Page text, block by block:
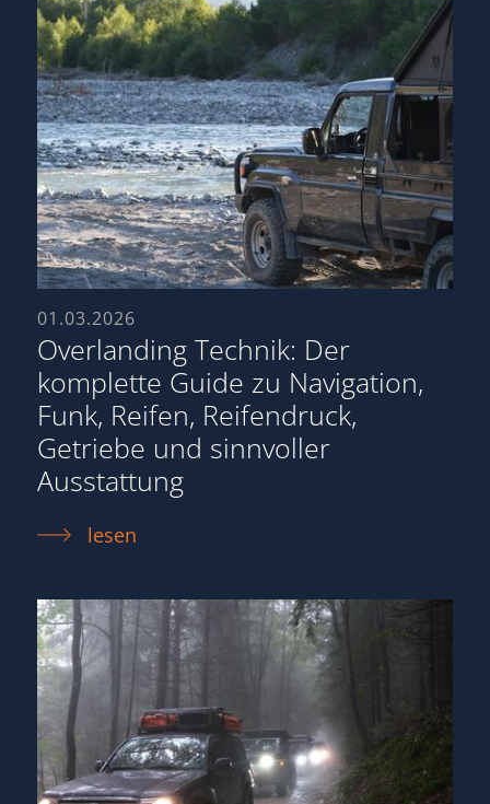
01.03.2026
Overlanding Technik: Der
komplette Guide zu Navigation,
Funk, Reifen, Reifendruck,
Getriebe und sinnvoller
Ausstattung
lesen